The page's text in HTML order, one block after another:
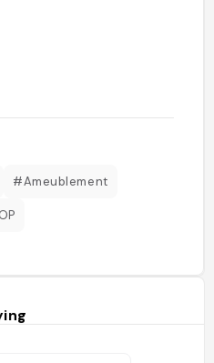
#Ameublement